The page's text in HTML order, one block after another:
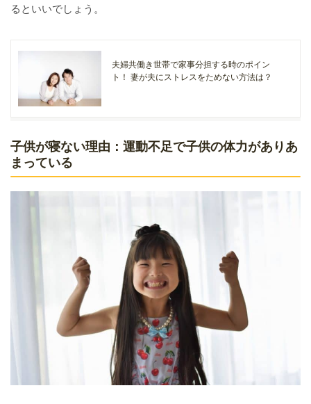
るといいでしょう。
夫婦共働き世帯で家事分担する時のポイン
ト！ 妻が夫にストレスをためない方法は？
子供が寝ない理由：運動不足で子供の体力がありあ
まっている